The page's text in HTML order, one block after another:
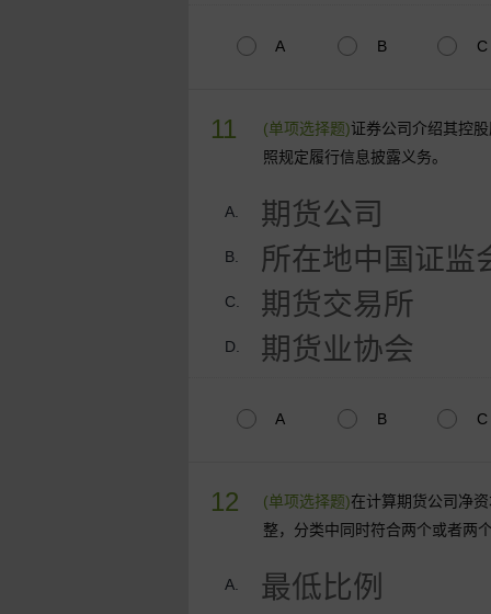
A B C
11 (单项选择题)证券公司介绍其控
照规定履行信息披露义务。
A. 期货公司
B. 所在地中国证监
C. 期货交易所
D. 期货业协会
A B C
12 (单项选择题)在计算期货公司净
整，分类中同时符合两个或者两
A. 最低比例